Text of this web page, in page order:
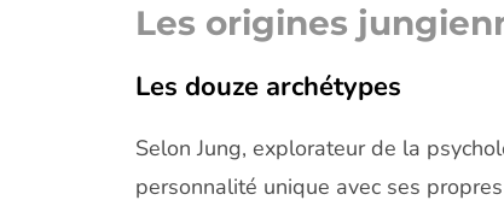
Les origines
Les douze archétypes
Selon Jung, explorateur de la
personnalité unique avec ses